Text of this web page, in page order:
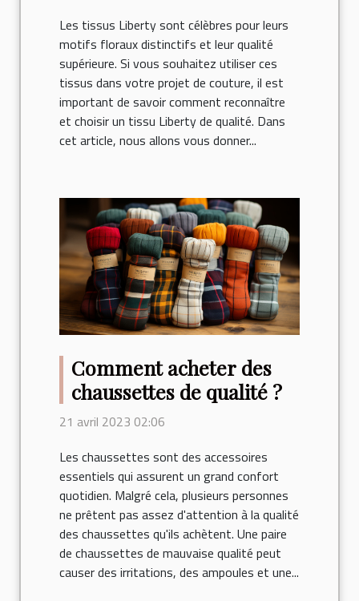
Les tissus Liberty sont célèbres pour leurs
motifs floraux distinctifs et leur qualité
supérieure. Si vous souhaitez utiliser ces
tissus dans votre projet de couture, il est
important de savoir comment reconnaître
et choisir un tissu Liberty de qualité. Dans
cet article, nous allons vous donner...
Comment acheter des
chaussettes de qualité ?
21 avril 2023 02:06
Les chaussettes sont des accessoires
essentiels qui assurent un grand confort
quotidien. Malgré cela, plusieurs personnes
ne prêtent pas assez d'attention à la qualité
des chaussettes qu'ils achètent. Une paire
de chaussettes de mauvaise qualité peut
causer des irritations, des ampoules et une...